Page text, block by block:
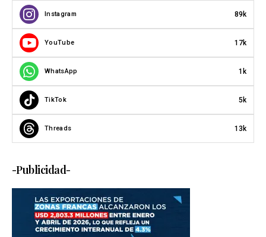
Instagram 89k
YouTube 17k
WhatsApp 1k
TikTok 5k
Threads 13k
-Publicidad-